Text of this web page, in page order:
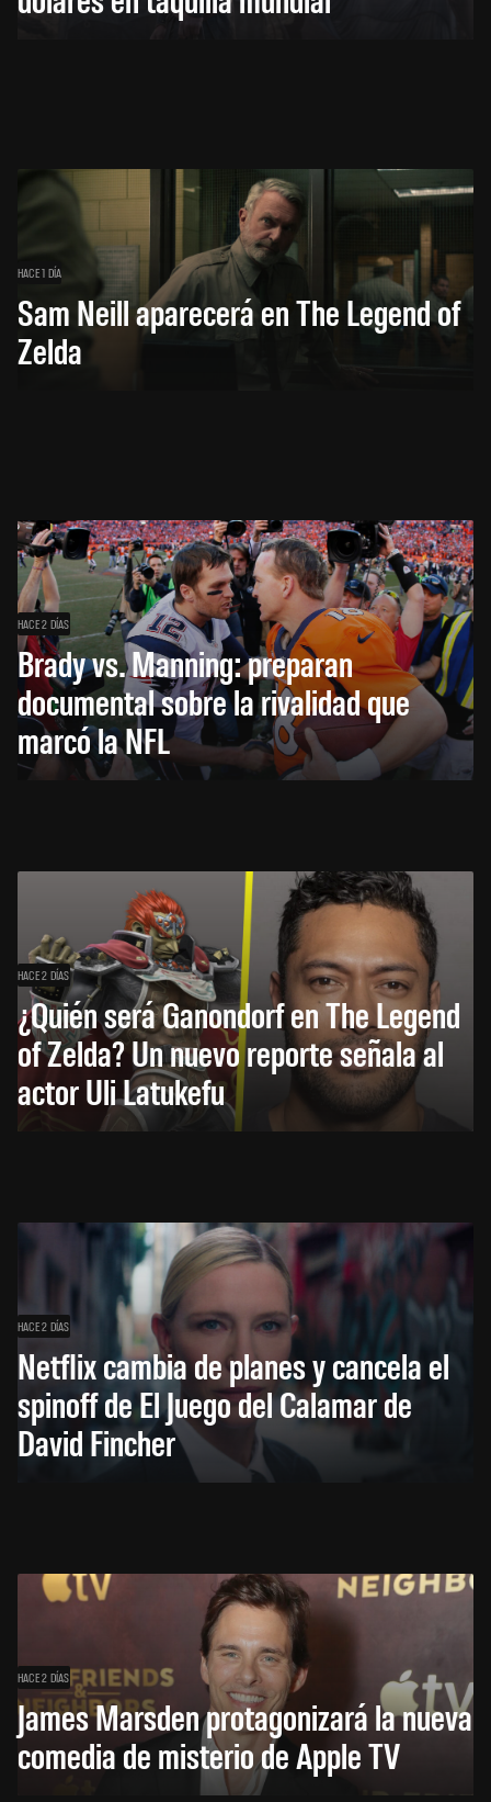
HACE 1 DÍA
Sam Neill aparecerá en The Legend of
Zelda
HACE 2 DÍAS
Brady vs. Manning: preparan
documental sobre la rivalidad que
marcó la NFL
HACE 2 DÍAS
¿Quién será Ganondorf en The Legend
of Zelda? Un nuevo reporte señala al
actor Uli Latukefu
HACE 2 DÍAS
Netflix cambia de planes y cancela el
spinoff de El Juego del Calamar de
David Fincher
HACE 2 DÍAS
James Marsden protagonizará la nueva
comedia de misterio de Apple TV